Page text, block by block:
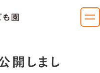
開しまし